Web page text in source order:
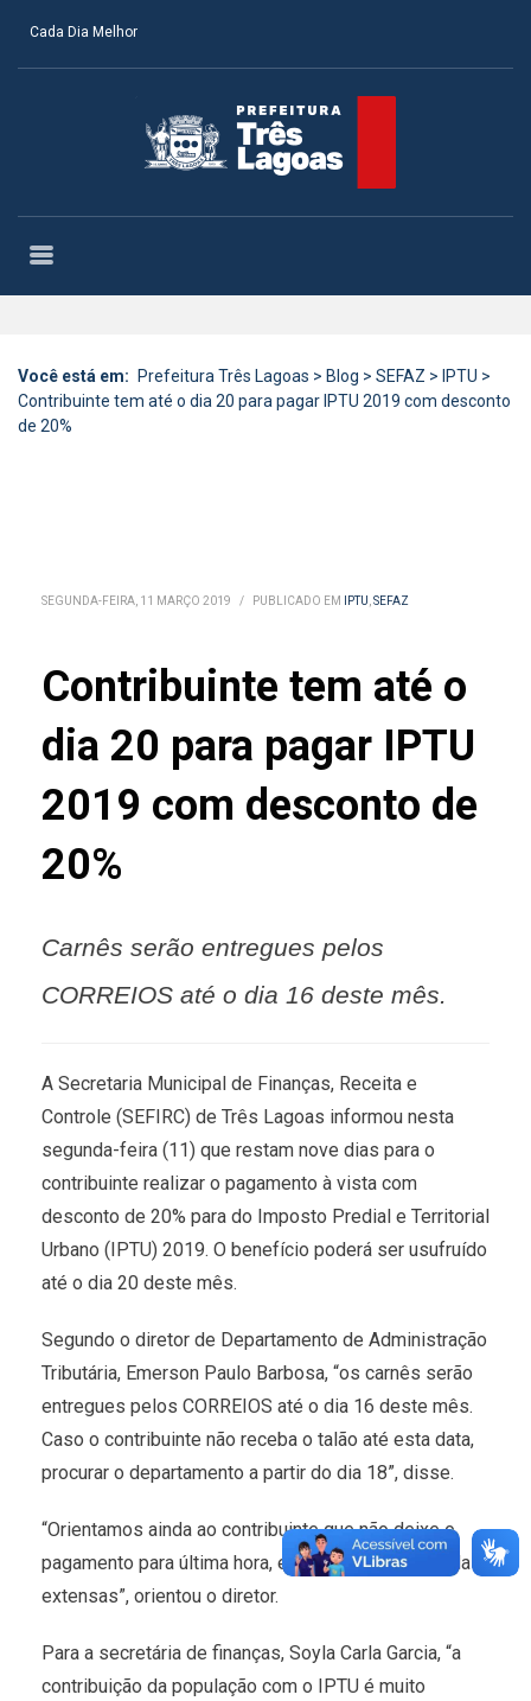
Cada Dia Melhor
Você está em: Prefeitura Três Lagoas > Blog > SEFAZ > IPTU >
Contribuinte tem até o dia 20 para pagar IPTU 2019 com desconto
de 20%
SEGUNDA-FEIRA, 11 MARÇO 2019 / PUBLICADO EM IPTU,SEFAZ
Contribuinte tem até o
dia 20 para pagar IPTU
2019 com desconto de
20%
Carnês serão entregues pelos
CORREIOS até o dia 16 deste mês.
A Secretaria Municipal de Finanças, Receita e
Controle (SEFIRC) de Três Lagoas informou nesta
segunda-feira (11) que restam nove dias para o
contribuinte realizar o pagamento à vista com
desconto de 20% para do Imposto Predial e Territorial
Urbano (IPTU) 2019. O benefício poderá ser usufruído
até o dia 20 deste mês.
Segundo o diretor de Departamento de Administração
Tributária, Emerson Paulo Barbosa, “os carnês serão
entregues pelos CORREIOS até o dia 16 deste mês.
Caso o contribuinte não receba o talão até esta data,
procurar o departamento a partir do dia 18”, disse.
“Orientamos ainda ao contribuinte que não deixe o
pagamento para última hora, evitando tumultos e filas
extensas”, orientou o diretor.
Para a secretária de finanças, Soyla Carla Garcia, “a
contribuição da população com o IPTU é muito